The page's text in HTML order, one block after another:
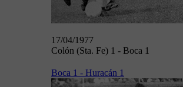
17/04/1977
Colón (Sta. Fe) 1 - Boca 1
Boca 1 - Huracán 1